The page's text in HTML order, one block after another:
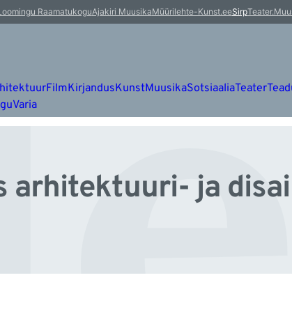
RaamatukoguAjakiri MuusikaMüürilehte-Kunst.eeSirp
FilmKirjandusKunstMuusikaSotsiaaliaTeater
Varia
arhitektuuri- ja